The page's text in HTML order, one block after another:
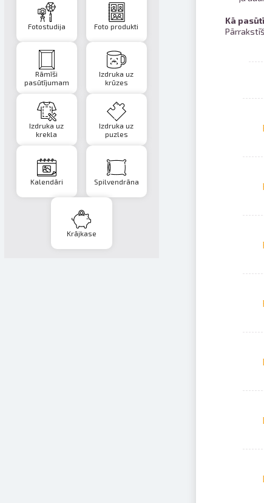
Fotostudija Foto produkti
Rāmīši
pasūtījumam
Izdruka uz
krūzes
Izdruka uz
krekla
Izdruka uz
puzles
Kalendāri Spilvendrāna
Krājkase
Kā